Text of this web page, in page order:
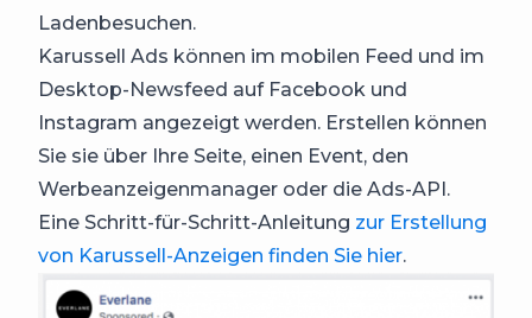
Ladenbesuchen.
Karussell Ads können im mobilen Feed und im
Desktop-Newsfeed auf Facebook und
Instagram angezeigt werden. Erstellen können
Sie sie über Ihre Seite, einen Event, den
Werbeanzeigenmanager oder die Ads-API.
Eine Schritt-für-Schritt-Anleitung zur Erstellung
von Karussell-Anzeigen finden Sie hier.